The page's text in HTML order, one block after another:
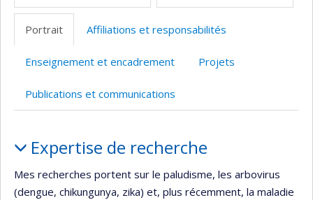
Portrait Affiliations et responsabilités
Enseignement et encadrement Projets
Publications et communications
Expertise de recherche
Mes recherches portent sur le paludisme, les arbovirus
(dengue, chikungunya, zika) et, plus récemment, la maladie